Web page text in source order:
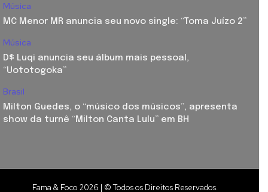
Música
MC Menor MR anuncia seu novo single: “Toma Juízo 2”
Música
D$ Luqi anuncia seu álbum mais pessoal,
“Uototogoka”
Brasil
Milton Guedes, o “músico dos músicos”, apresenta
show da turnê “Milton Canta Lulu” em BH
Fama & Foco 2026 | © Todos os Direitos Reservados.